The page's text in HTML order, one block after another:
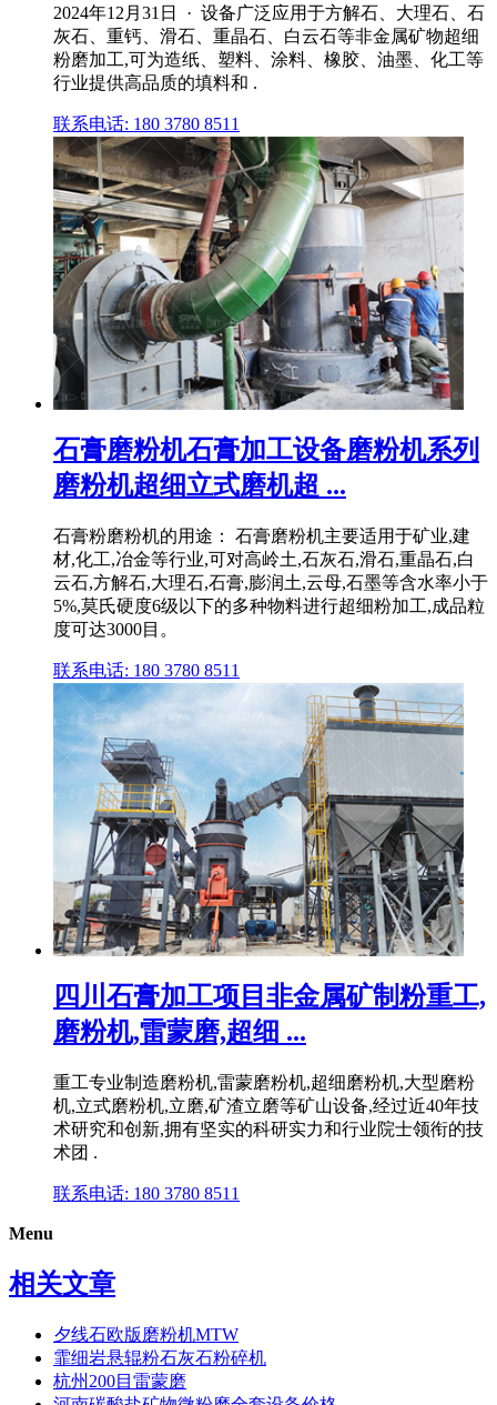
2024年12月31日 · 设备广泛应用于方解石、大理石、石
灰石、重钙、滑石、重晶石、白云石等非金属矿物超细
粉磨加工,可为造纸、塑料、涂料、橡胶、油墨、化工等
行业提供高品质的填料和 .
联系电话: 180 3780 8511
石膏磨粉机石膏加工设备磨粉机系列
磨粉机超细立式磨机超 ...
石膏粉磨粉机的用途： 石膏磨粉机主要适用于矿业,建
材,化工,冶金等行业,可对高岭土,石灰石,滑石,重晶石,白
云石,方解石,大理石,石膏,膨润土,云母,石墨等含水率小于
5%,莫氏硬度6级以下的多种物料进行超细粉加工,成品粒
度可达3000目。
联系电话: 180 3780 8511
四川石膏加工项目非金属矿制粉重工,
磨粉机,雷蒙磨,超细 ...
重工专业制造磨粉机,雷蒙磨粉机,超细磨粉机,大型磨粉
机,立式磨粉机,立磨,矿渣立磨等矿山设备,经过近40年技
术研究和创新,拥有坚实的科研实力和行业院士领衔的技
术团 .
联系电话: 180 3780 8511
Menu
相关文章
夕线石欧版磨粉机MTW
霏细岩悬辊粉石灰石粉碎机
杭州200目雷蒙磨